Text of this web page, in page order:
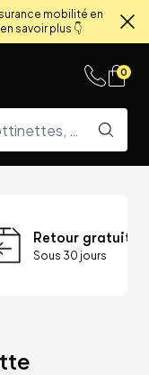
mobilité en
savoir plus 👇
0
Retour gratuit
Sous 30 jours